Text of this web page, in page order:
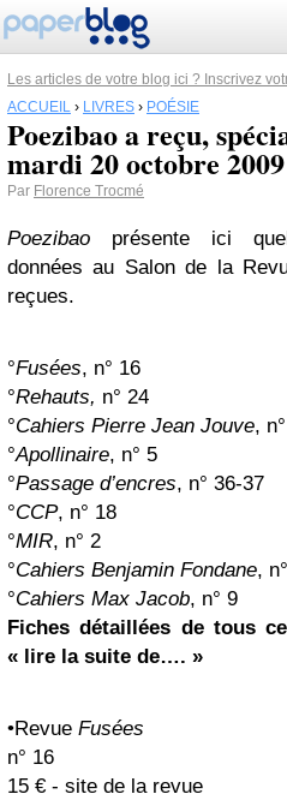
Les articles de votre blog ici ? Inscrivez
ACCUEIL › LIVRES › POÉSIE
Poezibao a reçu,
mardi 20 octobre 2009
Par Florence Trocmé
Poezibao présente ici
données au Salon de la
reçues.
°Fusées, n° 16
°Rehauts, n° 24
°Cahiers Pierre Jean Jouve,
°Apollinaire, n° 5
°Passage d’encres, n° 36-37
°CCP, n° 18
°MIR, n° 2
°Cahiers Benjamin Fondane,
°Cahiers Max Jacob, n° 9
Fiches détaillées de tous
« lire la suite de…. »
•Revue Fusées
n° 16
15 € - site de la revue